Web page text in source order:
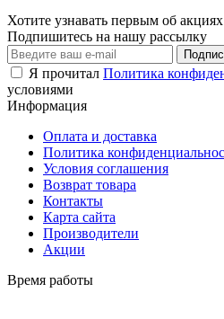
Хотите узнавать первым об
Подпишитесь на нашу рассылку
Я прочитал Политика
условиями
Информация
Оплата и доставка
Политика
Условия соглашения
Возврат товара
Контакты
Карта сайта
Производители
Акции
Время работы